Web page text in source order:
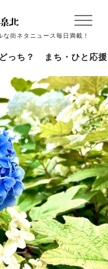
街ネタニュース毎日満載！
っち？ まち・ひと応援